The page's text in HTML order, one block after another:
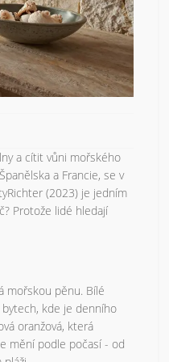
a cítit vůni mořského
a Francie, se v
(2023) je jedním
Protože lidé hledají
mořskou pěnu. Bílé
kde je denního
oranžová, která
mění podle počasí - od